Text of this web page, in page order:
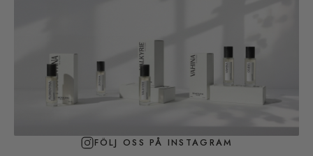
FÖLJ OSS PÅ INSTAGRAM